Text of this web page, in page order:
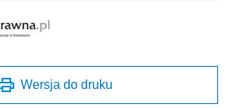
Wersja do druku